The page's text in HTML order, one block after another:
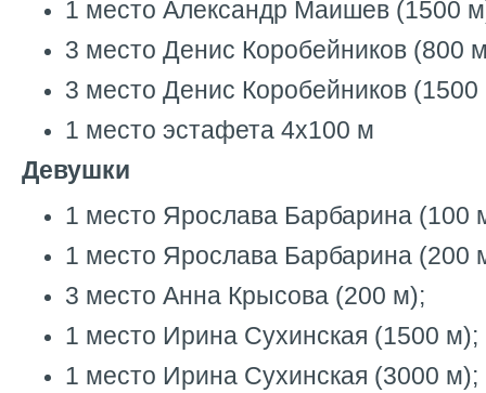
1 место Александр Маишев (1500
3 место Денис Коробейников (800
3 место Денис Коробейников
1 место эстафета 4х100 м
Девушки
1 место Ярослава Барбарина (100
1 место Ярослава Барбарина (200
3 место Анна Крысова (200 м);
1 место Ирина Сухинская (1500 м);
1 место Ирина Сухинская (3000 м);